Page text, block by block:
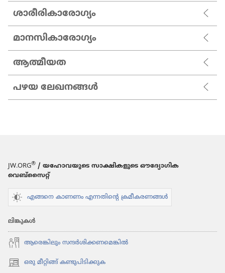
ശാരീരികാരോഗ്യം
മാനസികാരോഗ്യം
ആത്മീയത
പഴയ ലേഖനങ്ങൾ
JW.ORG® / യഹോവയുടെ സാക്ഷികളുടെ ഔദ്യോഗിക
വെബ്സൈറ്റ്
എങ്ങനെ കാണണം എന്നതിന്റെ ക്രമീകരണങ്ങൾ
ലിങ്കുകൾ
ആരെങ്കി​ലും സന്ദർശി​ക്ക​ണ​മെ​ങ്കിൽ
ഒരു മീറ്റിങ്ങ് കണ്ടുപിടിക്കുക
(പുതിയ